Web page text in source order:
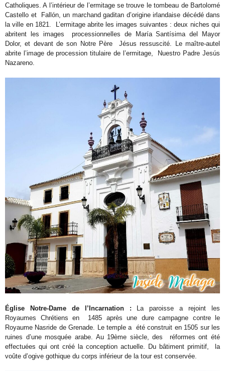
Catholiques. A l’intérieur de l’ermitage se trouve le tombeau de Bartolomé
Castello et Fallón, un marchand gaditan d’origine irlandaise décédé dans
la ville en 1821. L’ermitage abrite les images suivantes : deux niches qui
abritent les images processionnelles de María Santísima del Mayor
Dolor, et devant de son Notre Père Jésus ressuscité. Le maître-autel
abrite l’image de procession titulaire de l’ermitage, Nuestro Padre Jesús
Nazareno.
Église Notre-Dame de l’Incarnation :
La paroisse a rejoint les
Royaumes Chrétiens en 1485 après une dure campagne contre le
Royaume Nasride de Grenade. Le temple a été construit en 1505 sur les
ruines d’une mosquée arabe. Au 19ème siècle, des réformes ont été
effectuées qui ont créé la conception actuelle. Du bâtiment primitif, la
voûte d’ogive gothique du corps inférieur de la tour est conservée.